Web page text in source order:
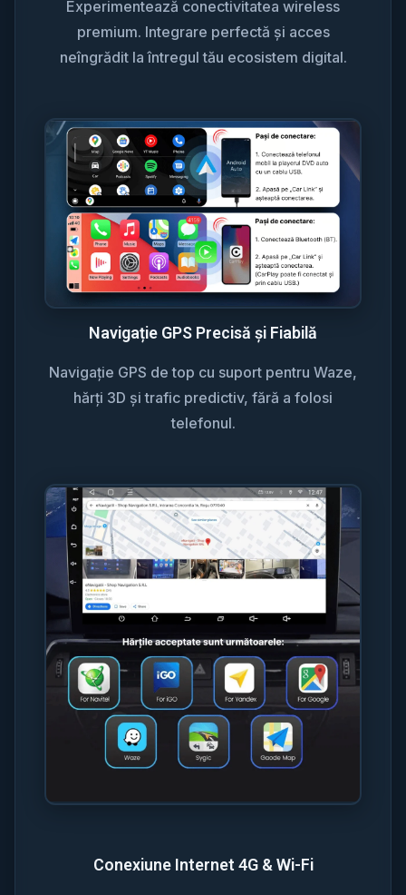
Experimentează conectivitatea wireless
premium. Integrare perfectă și acces
neîngrădit la întregul tău ecosistem digital.
Navigație GPS Precisă și Fiabilă
Navigație GPS de top cu suport pentru Waze,
hărți 3D și trafic predictiv, fără a folosi
telefonul.
Conexiune Internet 4G & Wi-Fi